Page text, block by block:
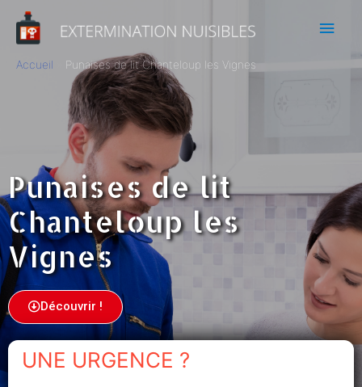
Accueil Punaises de lit Chanteloup les Vignes
Punaises de lit
Chanteloup les
Vignes
Découvrir !
UNE URGENCE ?